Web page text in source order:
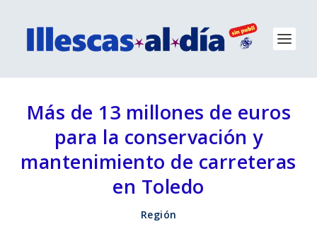
Más de 13 millones de euros
para la conservación y
mantenimiento de carreteras
en Toledo
Región